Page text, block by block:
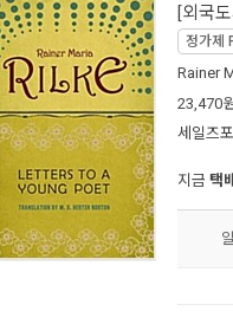
[외국
정가제
Rainer
23,470
세일즈
지금 택